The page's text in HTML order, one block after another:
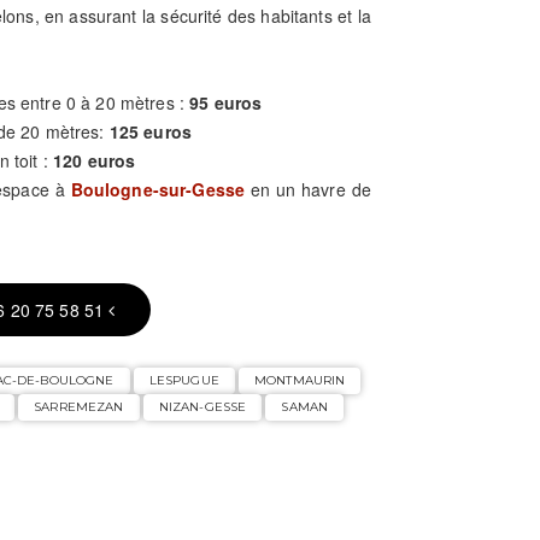
en assurant la sécurité des habitants et la
entre 0 à 20 mètres :95 euros
20 mètres: 125 euros
toit : 120 euros
à Boulogne-sur-Gesse en un havre de
20 75 58 51
DE-BOULOGNE LESPUGUE
MONTMAURIN
SARREMEZAN
NIZAN-GESSE SAMAN